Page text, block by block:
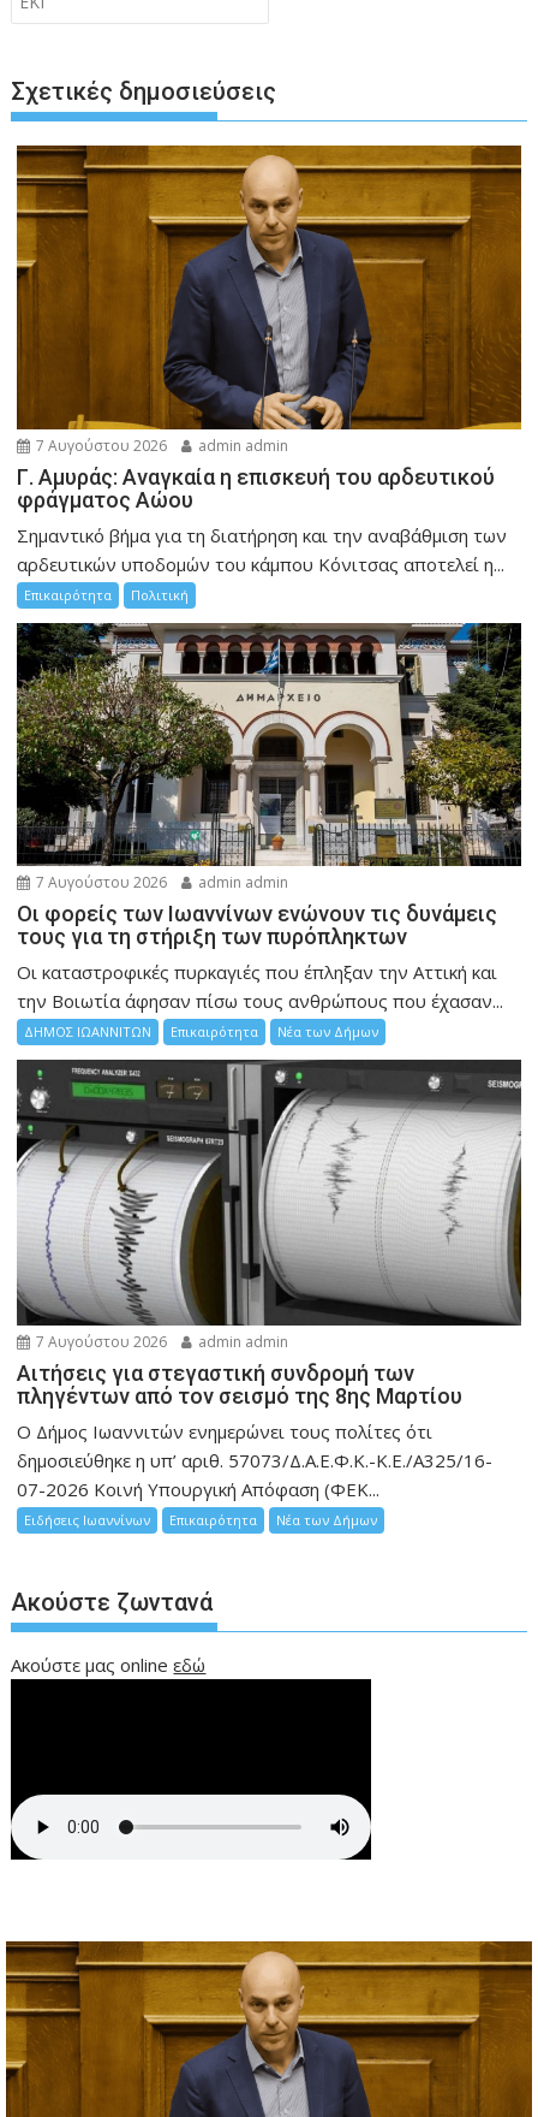
Σχετικές δημοσιεύσεις
7 Αυγούστου 2026 admin admin
Γ. Αμυράς: Αναγκαία η επισκευή του αρδευτικού
φράγματος Αώου
Σημαντικό βήμα για τη διατήρηση και την αναβάθμιση των
αρδευτικών υποδομών του κάμπου Κόνιτσας αποτελεί η...
Επικαιρότητα Πολιτική
7 Αυγούστου 2026 admin admin
Οι φορείς των Ιωαννίνων ενώνουν τις δυνάμεις
τους για τη στήριξη των πυρόπληκτων
Οι καταστροφικές πυρκαγιές που έπληξαν την Αττική και
την Bοιωτία άφησαν πίσω τους ανθρώπους που έχασαν...
ΔΗΜΟΣ ΙΩΑΝΝΙΤΩΝ Επικαιρότητα Νέα των Δήμων
7 Αυγούστου 2026 admin admin
Αιτήσεις για στεγαστική συνδρομή των
πληγέντων από τον σεισμό της 8ης Μαρτίου
Ο Δήμος Ιωαννιτών ενημερώνει τους πολίτες ότι
δημοσιεύθηκε η υπ’ αριθ. 57073/Δ.Α.Ε.Φ.Κ.-Κ.Ε./Α325/16-
07-2026 Κοινή Υπουργική Απόφαση (ΦΕΚ...
Ειδήσεις Ιωαννίνων Επικαιρότητα Νέα των Δήμων
Ακούστε ζωντανά
Ακούστε μας onlineεδώ